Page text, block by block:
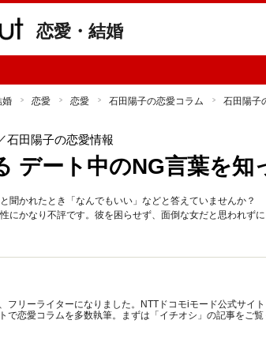
恋愛・結婚
婚 恋愛 恋愛 石田陽子の恋愛コラム 石田陽子
石田陽子の恋愛情報
デート中のNG言葉を
聞かれたとき「なんでもいい」などと答えていませんか
にかなり不評です。彼を困らせず、面倒な女だと思われず
フリーライターになりました。NTTドコモiモード公式サイ
で恋愛コラムを多数執筆。まずは「イチオシ」の記事をご覧